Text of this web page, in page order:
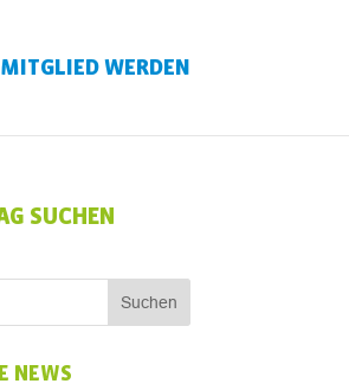
MITGLIED WERDEN
SUCHEN
NEWS